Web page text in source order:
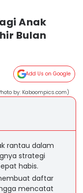
Anak
Bulan
Add Us on Google
by: Kaboompics.com)
rantau dalam
strategi
habis.
daftar
mencatat